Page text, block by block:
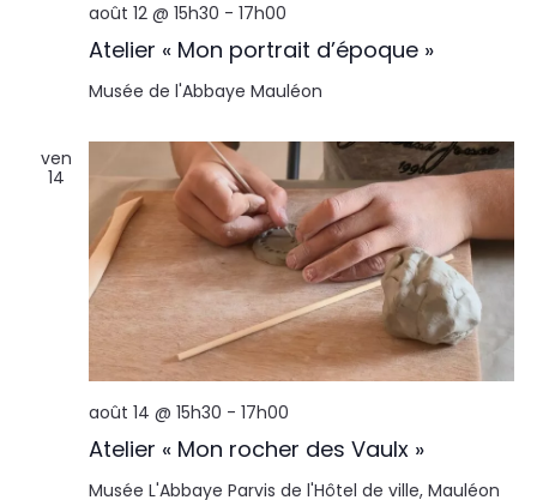
Atelier « Mon portrait d’époque »
août 12 @ 15h30 - 17h00
Musée de l'Abbaye Mauléon
ven
14
Atelier « Mon rocher des Vaulx »
août 14 @ 15h30 - 17h00
Musée L'Abbaye Parvis de l'Hôtel de ville, Mauléon